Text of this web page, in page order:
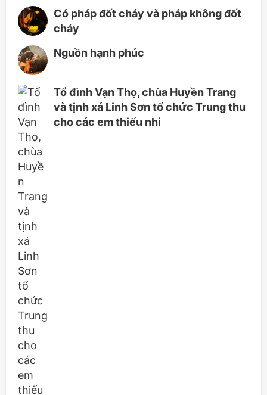
Có pháp đốt cháy và pháp không đốt
cháy
Nguồn hạnh phúc
Tổ đình Vạn Thọ, chùa Huyền Trang
và tịnh xá Linh Sơn tổ chức Trung thu
cho các em thiếu nhi